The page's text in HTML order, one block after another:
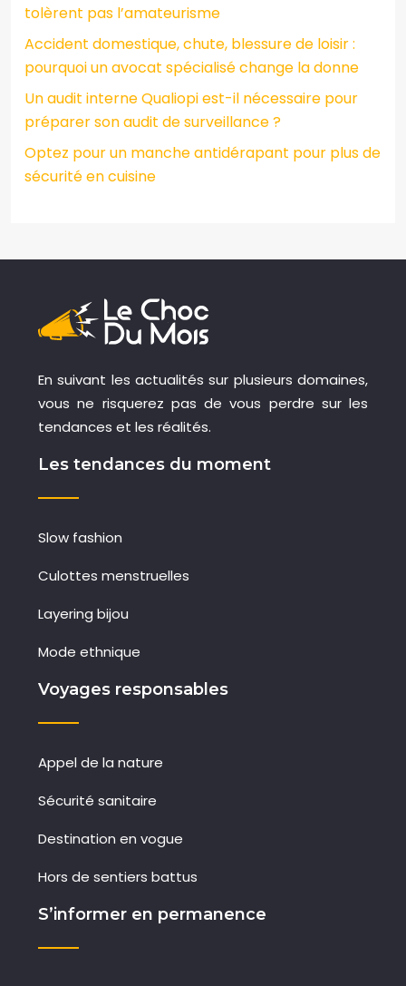
tolèrent pas l’amateurisme
Accident domestique, chute, blessure de loisir :
pourquoi un avocat spécialisé change la donne
Un audit interne Qualiopi est-il nécessaire pour
préparer son audit de surveillance ?
Optez pour un manche antidérapant pour plus de
sécurité en cuisine
En suivant les actualités sur plusieurs domaines,
vous ne risquerez pas de vous perdre sur les
tendances et les réalités.
Les tendances du moment
Slow fashion
Culottes menstruelles
Layering bijou
Mode ethnique
Voyages responsables
Appel de la nature
Sécurité sanitaire
Destination en vogue
Hors de sentiers battus
S’informer en permanence